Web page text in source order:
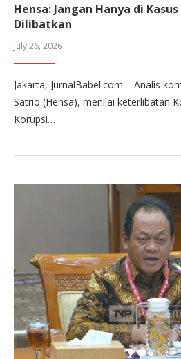
Hensa: Jangan Hanya di
Dilibatkan
July 26, 2026
Jakarta, JurnalBabel.com – Analis
Satrio (Hensa), menilai keterlibatan
Korupsi…